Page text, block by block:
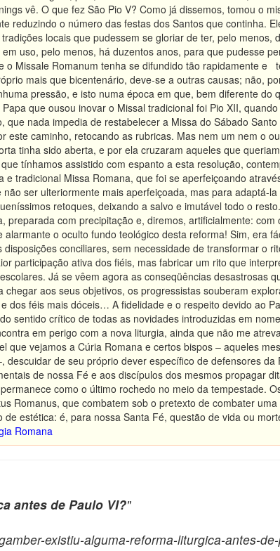
vê. O que fez São Pio V? Como já dissemos, tomou o
reduzindo o número das festas dos Santos que continha.
locais que pudessem se gloriar de ter, pelo menos,
uso, pelo menos, há duzentos anos, para que pudesse
o Missale Romanum tenha se difundido tão rapidamente e
mais que bicentenário, deve-se a outras causas; não,
pressão, e isto numa época em que, bem diferente do
que ousou inovar o Missal tradicional foi Pio XII,
nada impedia de restabelecer a Missa do Sábado
este caminho, retocando as rubricas. Mas nem um nem o
tinha sido aberta, e por ela cruzaram aqueles que
tínhamos assistido com espanto a esta resolução,
tradicional Missa Romana, que foi se aperfeiçoando
ser ulteriormente mais aperfeiçoada, mas para adaptá-
retoques, deixando a salvo e imutável todo o
com precipitação e, diremos, artificialmente: com
o oculto fundo teológico desta reforma! Sim, era
conciliares, sem necessidade de transformar o
participação ativa dos fiéis, mas fabricar um rito que
Já se vêem agora as conseqüências desastrosas
aos seus objetivos, os progressistas souberam
dos féis mais dóceis… A fidelidade e o respeito devido ao
sentido crítico de todas as novidades introduzidas em
em perigo com a nova liturgia, ainda que não me
vejamos a Cúria Romana e certos bispos – aqueles
de seu próprio dever específico de defensores da
de nossa Fé e aos discípulos dos mesmos propagar
como o último rochedo no meio da tempestade.
Romanus, que combatem sob o pretexto de combater
estética: é, para nossa Santa Fé, questão de vida ou
Romana
antes de Paulo VI?"
existiu-alguma-reforma-liturgica-antes-